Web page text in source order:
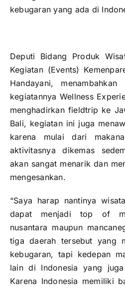
kebugaran yang ada di
Deputi Bidang Produk
Kegiatan (Events)
Handayani,
kegiatannya Wellness
menghadirkan fieldtrip ke
Bali, kegiatan ini juga
karena mulai dari
aktivitasnya dikemas
akan sangat menarik dan
mengesankan.
“Saya harap nantinya
dapat menjadi top of
nusantara maupun
tiga daerah tersebut yang
kebugaran, tapi kedepan
lain di Indonesia yang
Karena Indonesia memiliki